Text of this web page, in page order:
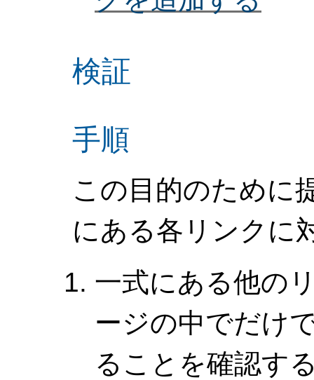
検証
手順
この目的のために
にある各リンクに
一式にある他の
ージの中でだけ
ることを確認す